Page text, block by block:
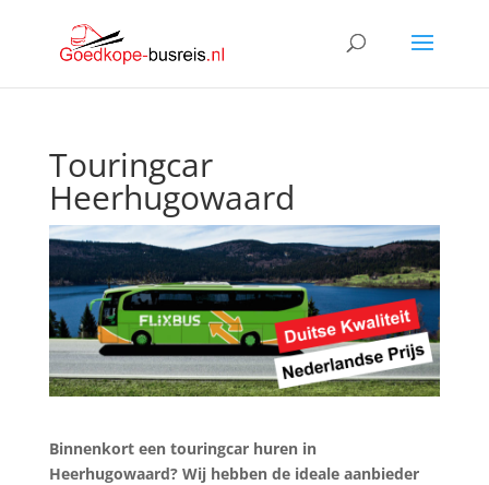
Touringcar
Heerhugowaard
Binnenkort een touringcar huren in
Heerhugowaard? Wij hebben de ideale aanbieder